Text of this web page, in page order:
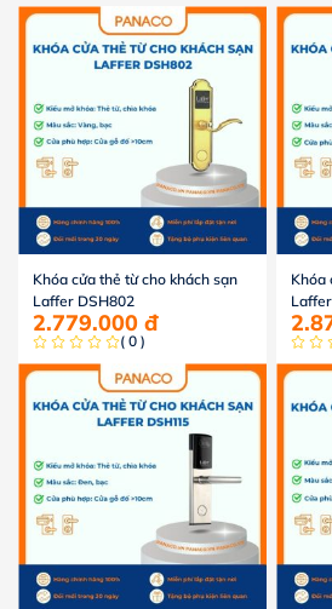
Khóa cửa thẻ từ cho khách sạn
Laffer DSH802
2.779.000 đ
( 0 )
Khóa